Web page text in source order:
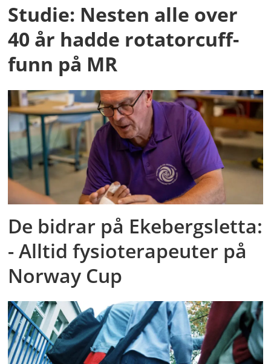
Studie: Nesten alle over
40 år hadde rotatorcuff-
funn på MR
De bidrar på Ekebergsletta:
- Alltid fysioterapeuter på
Norway Cup